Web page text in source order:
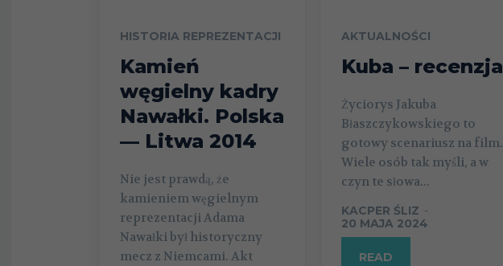
HISTORIA REPREZENTACJI
Kamień
węgielny kadry
Nawałki. Polska
— Litwa 2014
Nie jest prawdą, że
kamieniem węgielnym
reprezentacji Adama
Nawałki był historyczny
mecz z Niemcami. Akt
AKTUALNOŚCI
Kuba – recenzja
Życiorys Jakuba
Błaszczykowskiego to
gotowy scenariusz na film.
Wiele osób tak myśli, a w
czyn te słowa...
KACPER ŚLIZ -
20 MAJA 2024
READ